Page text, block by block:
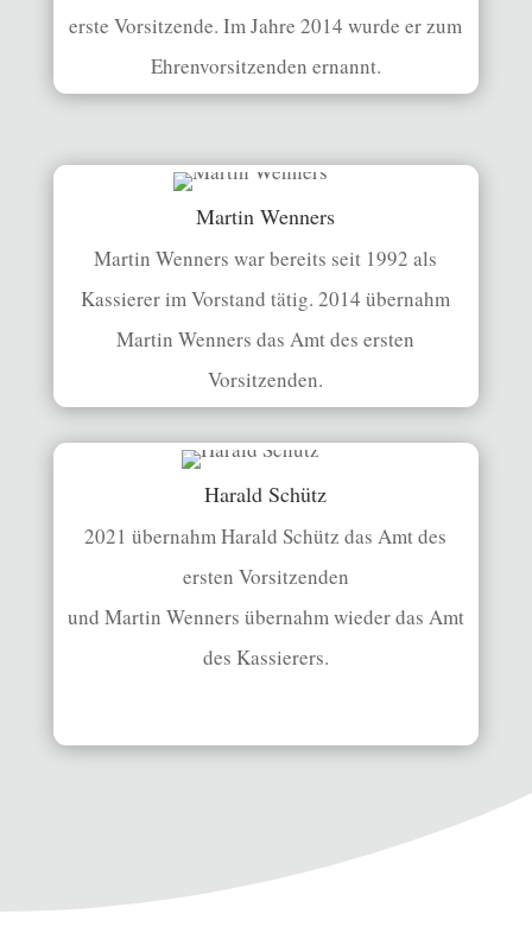
erste Vorsitzende.Im Jahre 2014 wurde er zum
Ehrenvorsitzenden ernannt.
Martin Wenners
Martin Wenners war bereits seit 1992 als
Kassierer im Vorstand tätig. 2014 übernahm
Martin Wenners das Amt des ersten
Vorsitzenden.
Harald Schütz
2021 übernahm Harald Schütz das Amt des
ersten Vorsitzenden
und Martin Wenners übernahm wieder das Amt
des Kassierers.